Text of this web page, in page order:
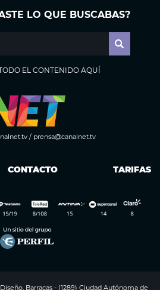
LO QUE BUSCABAS?
EL CONTENIDO AQUÍ
/ prensa@canalnet.tv
CONTACTO TARIFAS
Barracas - (1289) Ciudad Autónoma de